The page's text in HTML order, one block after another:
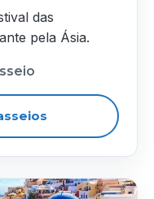
das
pela Ásia.